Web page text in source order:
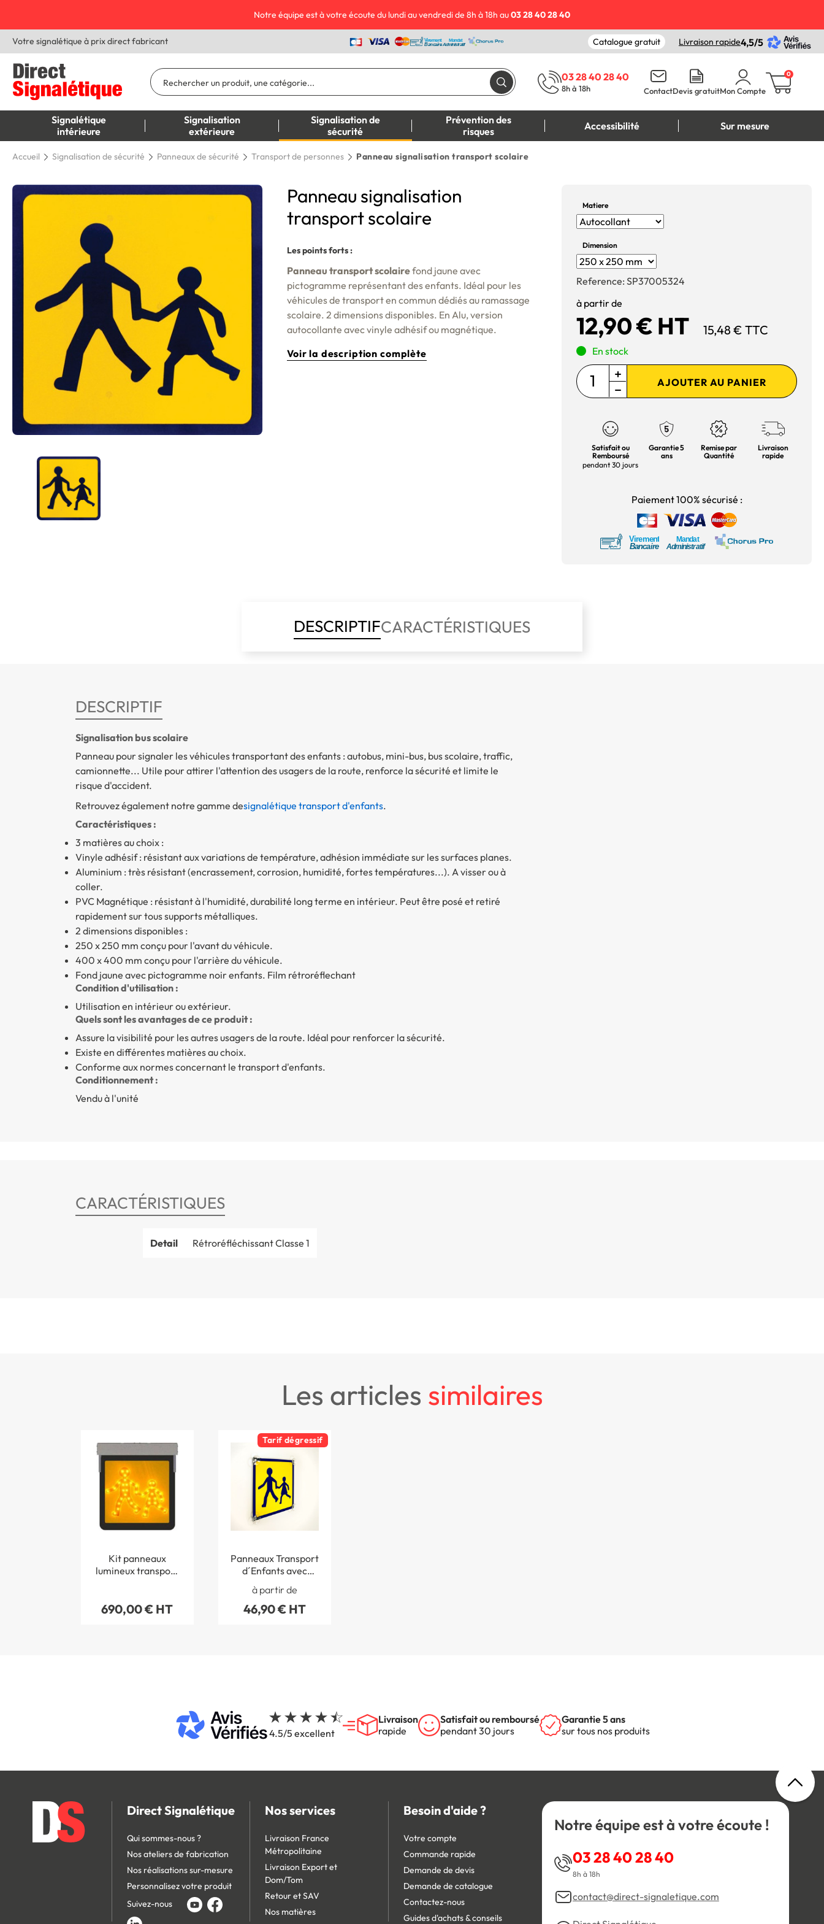
Notre équipe est à votre écoute du lundi au vendredi de 8h à 18h au03 28 40 28 40
Votre signalétique à prix direct fabricant Catalogue gratuit Livraison rapide4,5/5
03 28 40 28 40
8h à 18h ContactDevis gratuitMon Compte
0
Signalétique
intérieure
Signalisation
extérieure
Signalisation de
sécurité
Prévention des
risques
Accessibilité Sur mesure
Accueil Signalisation de sécurité Panneaux de sécurité Transport de personnes Panneau signalisation transport scolaire
Panneau signalisation
transport scolaire
Les points forts :
Panneau transport scolairefond jaune avec
pictogramme représentant des enfants. Idéal pour les
véhicules de transport en commun dédiés au ramassage
scolaire. 2 dimensions disponibles. En Alu, version
autocollante avec vinyle adhésif ou magnétique.
Voir la description complète
Matiere
Dimension
Reference: SP37005324
à partir de
12,90 € HT 15,48 € TTC
En stock
AJOUTER AU PANIER
Satisfait ou
Remboursé
pendant 30 jours
Garantie 5
ans
Remise par
Quantité
Livraison
rapide
Paiement 100% sécurisé :
DESCRIPTIFCARACTÉRISTIQUES
DESCRIPTIF
Signalisation bus scolaire
Panneau pour signaler les véhicules transportant des enfants : autobus, mini-bus, bus scolaire, traffic,
camionnette... Utile pour attirer l'attention des usagers de la route, renforce la sécurité et limite le
risque d'accident.
Retrouvez également notre gamme designalétique transport d'enfants.
Caractéristiques :
3 matières au choix :
Vinyle adhésif : résistant aux variations de température, adhésion immédiate sur les surfaces planes.
Aluminium : très résistant (encrassement, corrosion, humidité, fortes températures...). A visser ou à
coller.
PVC Magnétique : résistant à l'humidité, durabilité long terme en intérieur. Peut être posé et retiré
rapidement sur tous supports métalliques.
2 dimensions disponibles :
250 x 250 mm conçu pour l'avant du véhicule.
400 x 400 mm conçu pour l'arrière du véhicule.
Fond jaune avec pictogramme noir enfants. Film rétroréflechant
Condition d'utilisation :
Utilisation en intérieur ou extérieur.
Quels sont les avantages de ce produit :
Assure la visibilité pour les autres usagers de la route. Idéal pour renforcer la sécurité.
Existe en différentes matières au choix.
Conforme aux normes concernant le transport d'enfants.
Conditionnement :
Vendu à l'unité
CARACTÉRISTIQUES
Detail Rétroréfléchissant Classe 1
les articles similaires
Kit panneaux
lumineux transport
690,00 € HT
Tarif dégressif
Panneaux Transport
d´Enfants avec
Ventouses
à partir de
46,90 € HT
4.5/5 excellent
Livraison
rapide
Satisfait ou remboursé
pendant 30 jours
Garantie 5 ans
sur tous nos produits
Direct Signalétique
Qui sommes-nous ?
Nos ateliers de fabrication
Nos réalisations sur-mesure
Personnalisez votre produit
Suivez-nous
Nos services
Livraison France
Métropolitaine
Livraison Export et
Dom/Tom
Retour et SAV
Nos matières
Besoin d'aide ?
Votre compte
Commande rapide
Demande de devis
Demande de catalogue
Contactez-nous
Guides d'achats & conseils
Notre équipe est à votre écoute !
03 28 40 28 40
8h à 18h
contact@direct-signaletique.com